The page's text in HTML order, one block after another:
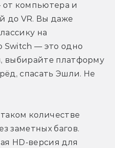
компьютера и
до VR. Вы даже
на
Switch — это одно
выбирайте платформу
спасать Эшли. Не
количестве
заметных багов.
HD-версия для